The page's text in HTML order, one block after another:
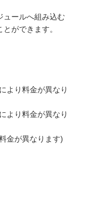
ールへ組み込む
ができます。
より料金が異なり
より料金が異なり
金が異なります)